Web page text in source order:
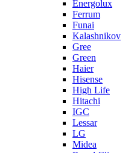
Energolux
Ferrum
Funai
Kalashnikov
Gree
Grеen
Haier
Hisense
High Life
Hitachi
IGC
Lessar
LG
Midea